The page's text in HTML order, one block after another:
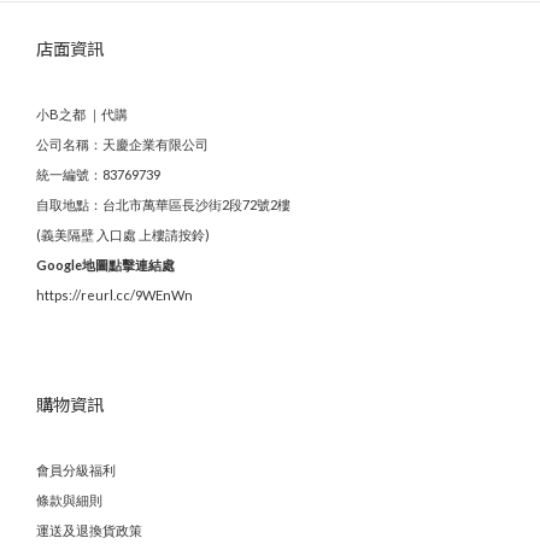
店面資訊
小B之都 ｜代購
公司名稱：天慶企業有限公司
統一編號：83769739
自取地點：台北市萬華區長沙街2段72號2樓
(義美隔壁 入口處 上樓請按鈴)
Google地圖點擊連結處
https://reurl.cc/9WEnWn
購物資訊
會員分級福利
條款與細則
運送及退換貨政策